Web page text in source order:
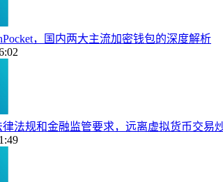
，国内两大主流加密钱包的深度解析
法规和金融监管要求，远离虚拟货币交